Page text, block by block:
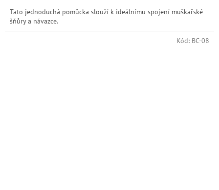
Tato jednoduchá pomůcka slouží k ideálnímu spojení muškařské
šňůry a návazce.
Kód: BC-08